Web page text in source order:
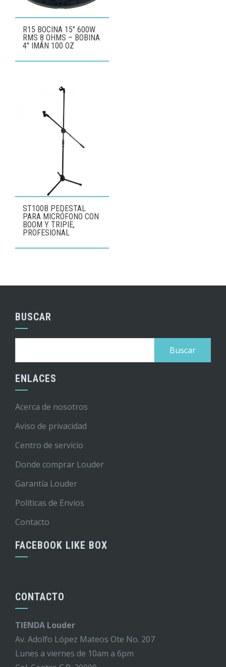
R15 BOCINA 15″ 600W
RMS 8 OHMS – BOBINA
4″ IMÁN 100 OZ
ST100B PEDESTAL
PARA MICRÓFONO CON
BOOM Y TRIPIE,
PROFESIONAL
BUSCAR
ENLACES
Acerca de nosotros
Aviso de privacidad
Centro de servicio
Donde comprar Louder
Garantía Louder
Políticas de Envíos
Contacto
FACEBOOK LIKE BOX
CONTACTO
TIENDA Louder
Av. Adolfo López Mateos Ote No. 207
Lunes a viernes de 10am a 6pm